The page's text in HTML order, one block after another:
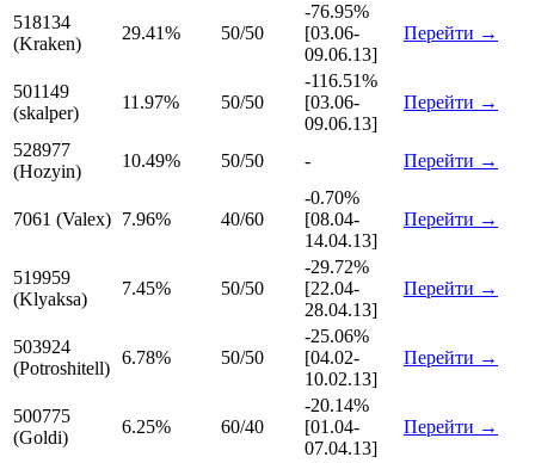
518134
(Kraken)
29.41% 50/50
-76.95%
[03.06-
09.06.13]
Перейти →
501149
(skalper)
11.97% 50/50
-116.51%
[03.06-
09.06.13]
Перейти →
528977
(Hozyin)
10.49% 50/50 - Перейти →
7061 (Valex) 7.96% 40/60
-0.70%
[08.04-
14.04.13]
Перейти →
519959
(Klyaksa)
7.45% 50/50
-29.72%
[22.04-
28.04.13]
Перейти →
503924
(Potroshitell)
6.78% 50/50
-25.06%
[04.02-
10.02.13]
Перейти →
500775
(Goldi)
6.25% 60/40
-20.14%
[01.04-
07.04.13]
Перейти →